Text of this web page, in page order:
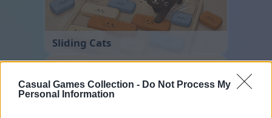
Casual Games Collection - Do Not Process My
Personal Information
Sliding Cats